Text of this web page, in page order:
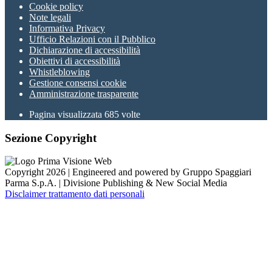
Cookie policy
Note legali
Informativa Privacy
Ufficio Relazioni con il Pubblico
Dichiarazione di accessibilità
Obiettivi di accessibilità
Whistleblowing
Gestione consensi cookie
Amministrazione trasparente
Pagina visualizzata 685 volte
Sezione Copyright
Copyright 2026 | Engineered and powered by Gruppo Spaggiari
Parma S.p.A. | Divisione Publishing & New Social Media
Disclaimer trattamento dati personali